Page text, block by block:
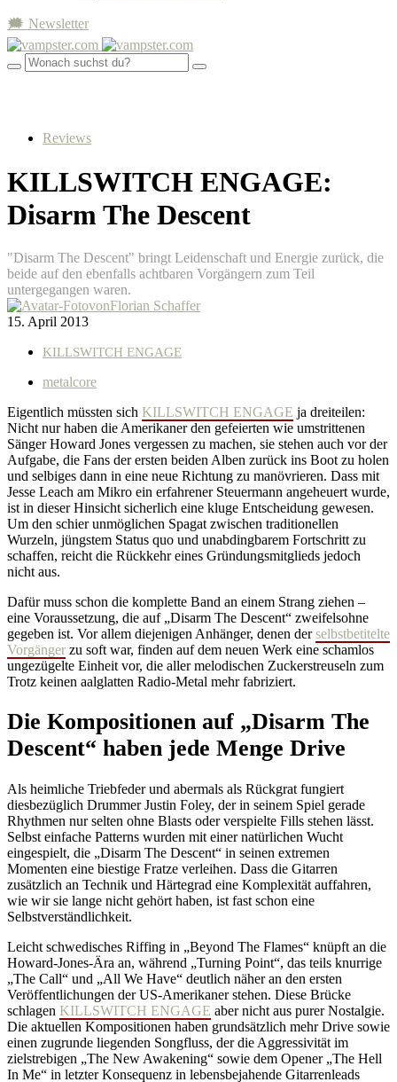
🗯 Newsletter
Reviews
KILLSWITCH ENGAGE:
Disarm The Descent
"Disarm The Descent" bringt Leidenschaft und Energie zurück, die
beide auf den ebenfalls achtbaren Vorgängern zum Teil
untergegangen waren.
vonFlorian Schaffer
15. April 2013
KILLSWITCH ENGAGE
metalcore
Eigentlich müssten sich KILLSWITCH ENGAGE ja dreiteilen:
Nicht nur haben die Amerikaner den gefeierten wie umstrittenen
Sänger Howard Jones vergessen zu machen, sie stehen auch vor der
Aufgabe, die Fans der ersten beiden Alben zurück ins Boot zu holen
und selbiges dann in eine neue Richtung zu manövrieren. Dass mit
Jesse Leach am Mikro ein erfahrener Steuermann angeheuert wurde,
ist in dieser Hinsicht sicherlich eine kluge Entscheidung gewesen.
Um den schier unmöglichen Spagat zwischen traditionellen
Wurzeln, jüngstem Status quo und unabdingbarem Fortschritt zu
schaffen, reicht die Rückkehr eines Gründungsmitglieds jedoch
nicht aus.
Dafür muss schon die komplette Band an einem Strang ziehen –
eine Voraussetzung, die auf „Disarm The Descent“ zweifelsohne
gegeben ist. Vor allem diejenigen Anhänger, denen derselbstbetitelte
Vorgänger zu soft war, finden auf dem neuen Werk eine schamlos
ungezügelte Einheit vor, die aller melodischen Zuckerstreuseln zum
Trotz keinen aalglatten Radio-Metal mehr fabriziert.
Die Kompositionen auf „Disarm The
Descent“ haben jede Menge Drive
Als heimliche Triebfeder und abermals als Rückgrat fungiert
diesbezüglich Drummer Justin Foley, der in seinem Spiel gerade
Rhythmen nur selten ohne Blasts oder verspielte Fills stehen lässt.
Selbst einfache Patterns wurden mit einer natürlichen Wucht
eingespielt, die „Disarm The Descent“ in seinen extremen
Momenten eine biestige Fratze verleihen. Dass die Gitarren
zusätzlich an Technik und Härtegrad eine Komplexität auffahren,
wie wir sie lange nicht gehört haben, ist fast schon eine
Selbstverständlichkeit.
Leicht schwedisches Riffing in „Beyond The Flames“ knüpft an die
Howard-Jones-Ära an, während „Turning Point“, das teils knurrige
„The Call“ und „All We Have“ deutlich näher an den ersten
Veröffentlichungen der US-Amerikaner stehen. Diese Brücke
schlagen KILLSWITCH ENGAGE aber nicht aus purer Nostalgie.
Die aktuellen Kompositionen haben grundsätzlich mehr Drive sowie
einen zugrunde liegenden Songfluss, der die Aggressivität im
zielstrebigen „The New Awakening“ sowie dem Opener „The Hell
In Me“ in letzter Konsequenz in lebensbejahende Gitarrenleads